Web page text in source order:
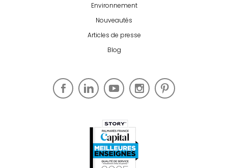
Environnement
Nouveautés
Articles de presse
Blog